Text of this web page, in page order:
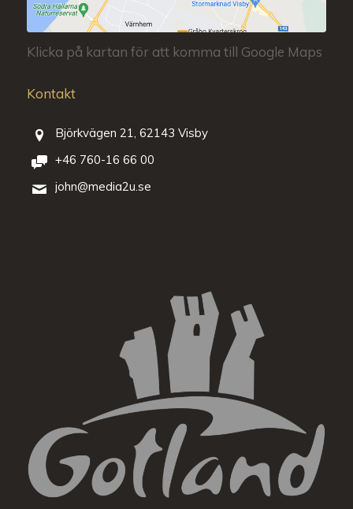
Klicka på kartan för att komma till Google Maps
Kontakt
Björkvägen 21, 62143 Visby
+46 760-16 66 00
john@media2u.se